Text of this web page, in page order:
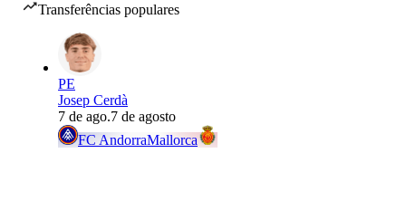
Transferências populares
PE
Josep Cerdà
7 de ago.7 de agosto
FC AndorraMallorca